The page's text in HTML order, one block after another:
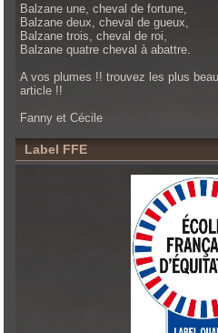
Balzane une, cheval de fortune,
Balzane deux, cheval de gueux,
Balzane trois, cheval de roi,
Balzane quatre cheval à abattre.
A vos plumes !! trouvez les plus
article !!
Fanny et Cécile
Label FFE